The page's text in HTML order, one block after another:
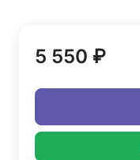
5 550 ₽